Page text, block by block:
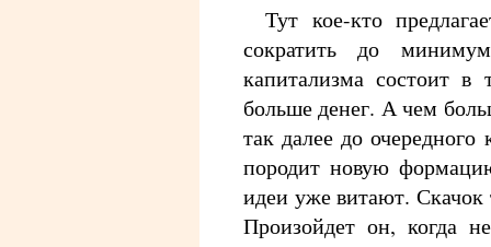
Тут кое-кто
сократить до
капитализма состоит
больше денег. А чем
так далее до очередного
породит новую
идеи уже витают. Скачок
Произойдет он, когда